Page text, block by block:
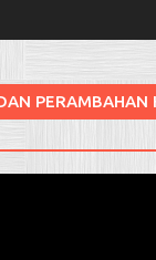
PERAMBAHAN